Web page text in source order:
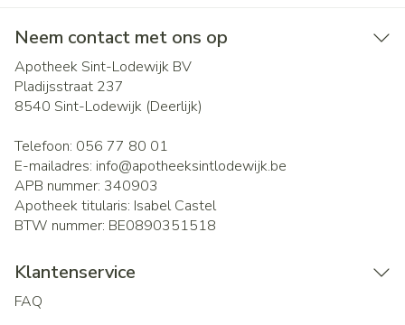
Neem contact met ons op
Apotheek Sint-Lodewijk BV
Pladijsstraat 237
8540 Sint-Lodewijk (Deerlijk)
Telefoon: 056 77 80 01
E-mailadres: info@apotheeksintlodewijk.be
APB nummer: 340903
Apotheek titularis: Isabel Castel
BTW nummer: BE0890351518
Klantenservice
FAQ